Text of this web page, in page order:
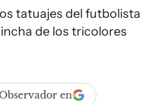
tatuajes del futbolista
de los tricolores
en